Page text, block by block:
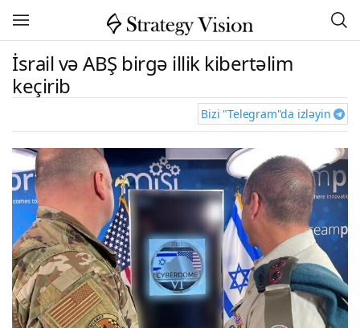
İsrail və ABŞ birgə illik kibertəlim
keçirib
Bizi "Telegram"da izləyin